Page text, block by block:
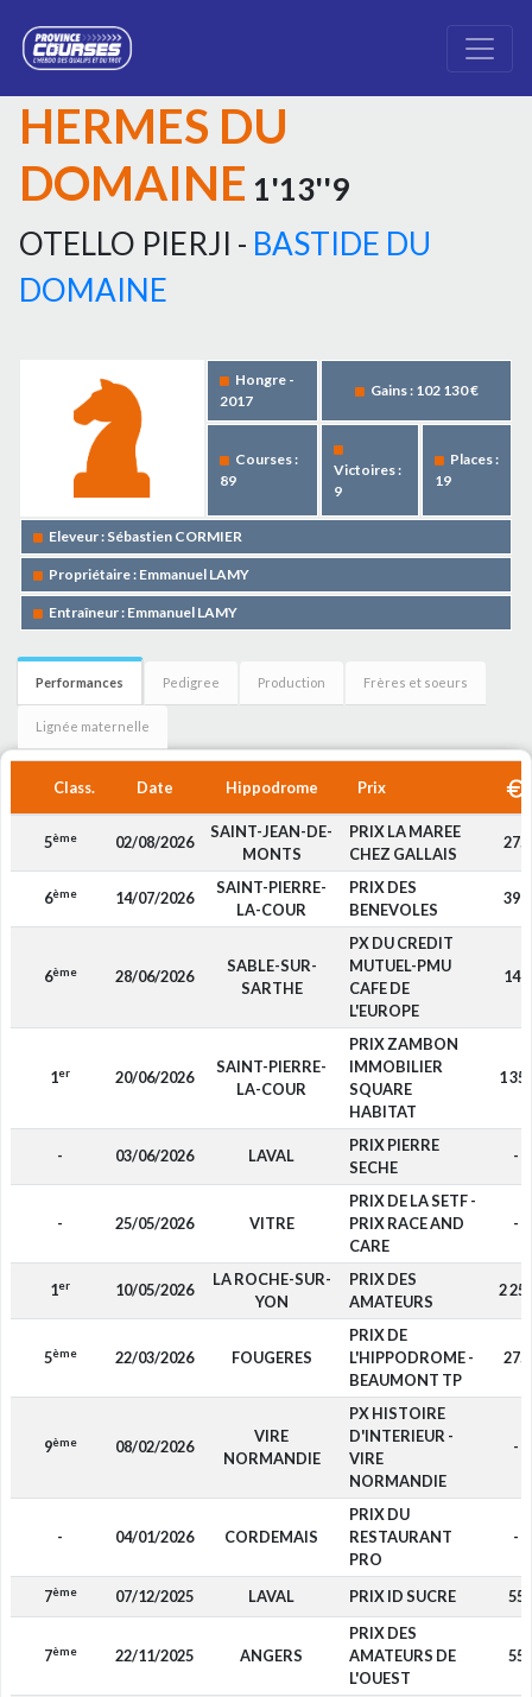
HERMES DU
DOMAINE 1'13''9
OTELLO PIERJI - BASTIDE DU
DOMAINE
Hongre -
2017
Gains : 102 130 €
Courses :
89
Victoires :
9
Places :
19
Eleveur : Sébastien CORMIER
Propriétaire : Emmanuel LAMY
Entraîneur : Emmanuel LAMY
Performances Pedigree Production Frères et soeurs
Lignée maternelle
Class. Date Hippodrome Prix
5ème 02/08/2026
SAINT-JEAN-DE-
MONTS
PRIX LA MAREE
CHEZ GALLAIS
275
6ème 14/07/2026
SAINT-PIERRE-
LA-COUR
PRIX DES
BENEVOLES
390
6ème 28/06/2026
SABLE-SUR-
SARTHE
PX DU CREDIT
MUTUEL-PMU
CAFE DE
L'EUROPE
140
1er 20/06/2026
SAINT-PIERRE-
LA-COUR
PRIX ZAMBON
IMMOBILIER
SQUARE
HABITAT
1
- 03/06/2026 LAVAL
PRIX PIERRE
SECHE
-
- 25/05/2026 VITRE
PRIX DE LA SETF -
PRIX RACE AND
CARE
-
1er 10/05/2026
LA ROCHE-SUR-
YON
PRIX DES
AMATEURS
2
5ème 22/03/2026 FOUGERES
PRIX DE
L'HIPPODROME -
BEAUMONT TP
275
9ème 08/02/2026
VIRE
NORMANDIE
PX HISTOIRE
D'INTERIEUR -
VIRE
NORMANDIE
-
- 04/01/2026 CORDEMAIS
PRIX DU
RESTAURANT
PRO
-
7ème 07/12/2025 LAVAL PRIX ID SUCRE 55
7ème 22/11/2025 ANGERS
PRIX DES
AMATEURS DE
L'OUEST
55